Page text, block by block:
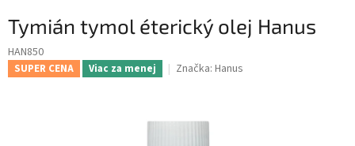
Tymián tymol éterický olej Hanus
HAN850
SUPER CENA Viac za menej Značka: Hanus